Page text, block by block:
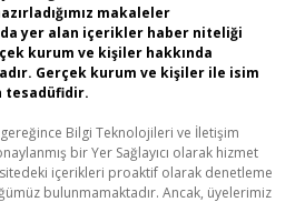
makaleler
yer alan içerikler haber niteliği
kurum ve kişiler hakkında
Gerçek kurum ve kişiler ile isim
tesadüfidir.
gereğince Bilgi Teknolojileri ve İletişim
bir Yer Sağlayıcı olarak hizmet
içerikleri proaktif olarak denetleme
bulunmamaktadır. Ancak, üyelerimiz